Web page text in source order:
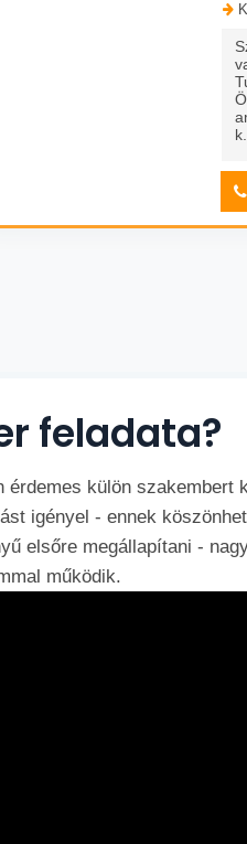
k...
feladata?
külön szakembert
igényel - ennek
elsőre megállapítani -
működik.